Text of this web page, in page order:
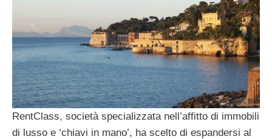
RentClass, società specializzata nell’affitto di immobili
di lusso e ‘chiavi in mano’, ha scelto di espandersi al